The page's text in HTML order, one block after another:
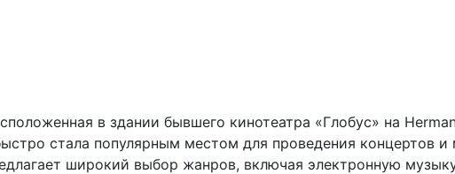
в здании бывшего кинотеатра «Глобус» на
стала популярным местом для проведения концертов
широкий выбор жанров, включая электронную